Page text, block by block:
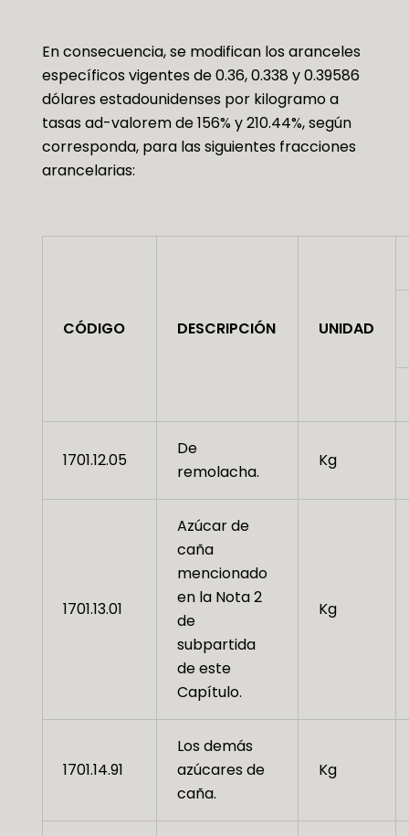
En consecuencia, se modifican los aranceles
específicos vigentes de 0.36, 0.338 y 0.39586
dólares estadounidenses por kilogramo a
tasas ad-valorem de 156% y 210.44%, según
corresponda, para las siguientes fracciones
arancelarias:
CÓDIGO DESCRIPCIÓN UNIDAD
1701.12.05
De
remolacha.
Kg
1701.13.01
Azúcar de
caña
mencionado
en la Nota 2
de
subpartida
de este
Capítulo.
Kg
1701.14.91
Los demás
azúcares de
caña.
Kg